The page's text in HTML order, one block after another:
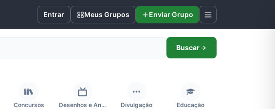
Entrar Meus Grupos Enviar Grupo
Buscar
Concursos Desenhos e Animes Divulgação Educação